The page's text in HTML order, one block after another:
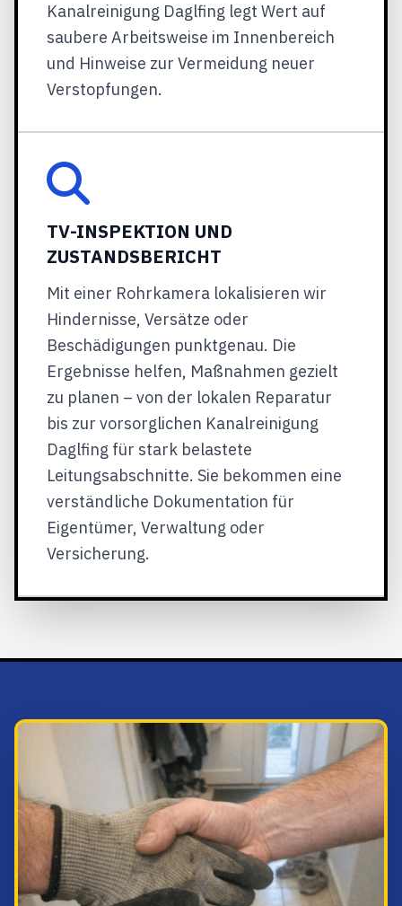
Kanalreinigung Daglfing legt Wert auf
saubere Arbeitsweise im Innenbereich
und Hinweise zur Vermeidung neuer
Verstopfungen.
TV-INSPEKTION UND
ZUSTANDSBERICHT
Mit einer Rohrkamera lokalisieren wir
Hindernisse, Versätze oder
Beschädigungen punktgenau. Die
Ergebnisse helfen, Maßnahmen gezielt
zu planen – von der lokalen Reparatur
bis zur vorsorglichen Kanalreinigung
Daglfing für stark belastete
Leitungsabschnitte. Sie bekommen eine
verständliche Dokumentation für
Eigentümer, Verwaltung oder
Versicherung.